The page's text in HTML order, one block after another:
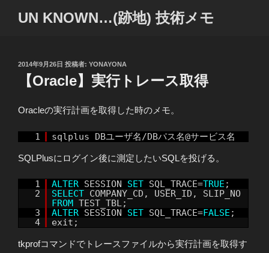
UN KNOWN…(跡地) 技術メモ
投
2014年9月26日 投稿者: YONAYONA
【Oracle】実行トレース取得
Oracleの実行計画を取得した時のメモ。
1 sqlplus DBユーザ名/DBパス名@サービス名
SQLPlusにログイン後に測定したいSQLを投げる。
1 ALTER SESSION SET SQL_TRACE=TRUE ;
2
SELECT COMPANY_CD, USER_ID, SLIP_NO
FROM TEST_TBL;
3
ALTER SESSION SET SQL_TRACE=FALSE ;
4
exit;
tkprofコマンドでトレースファイルから実行計画を取得す